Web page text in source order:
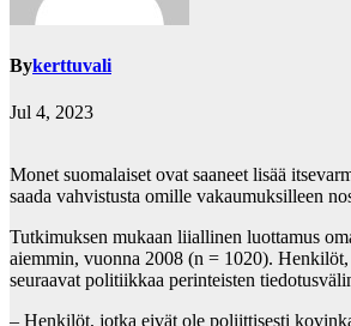
Bykerttuvali
Jul 4, 2023
Monet suomalaiset ovat saaneet lisää
saada vahvistusta omille vakaumuksilleen
Tutkimuksen mukaan liiallinen luottamus
aiemmin, vuonna 2008 (n = 1020).
seuraavat politiikkaa perinteisten
– Henkilöt, jotka eivät ole poliittisesti